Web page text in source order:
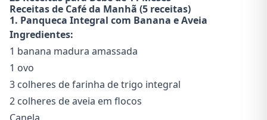
Receitas de Café da Manhã (5 receitas)
1. Panqueca Integral com Banana e Aveia
Ingredientes:
1 banana madura amassada
1 ovo
3 colheres de farinha de trigo integral
2 colheres de aveia em flocos